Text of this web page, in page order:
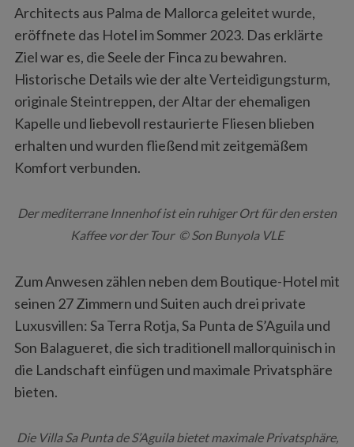
Architects aus Palma de Mallorca geleitet wurde,
eröffnete das Hotel im Sommer 2023. Das erklärte
Ziel war es, die Seele der Finca zu bewahren.
Historische Details wie der alte Verteidigungsturm,
originale Steintreppen, der Altar der ehemaligen
Kapelle und liebevoll restaurierte Fliesen blieben
erhalten und wurden fließend mit zeitgemäßem
Komfort verbunden.
Der mediterrane Innenhof ist ein ruhiger Ort für den ersten
Kaffee vor der Tour © Son Bunyola VLE
Zum Anwesen zählen neben dem Boutique-Hotel mit
seinen 27 Zimmern und Suiten auch drei private
Luxusvillen: Sa Terra Rotja, Sa Punta de S’Aguila und
Son Balagueret, die sich traditionell mallorquinisch in
die Landschaft einfügen und maximale Privatsphäre
bieten.
Die Villa Sa Punta de S’Aguila bietet maximale Privatsphäre,